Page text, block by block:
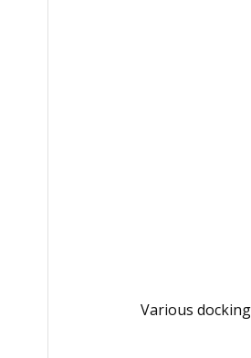
Various